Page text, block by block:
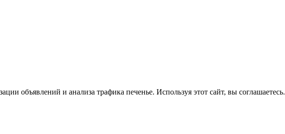
объявлений и анализа трафика печенье. Используя этот сайт, вы соглашаетесь.